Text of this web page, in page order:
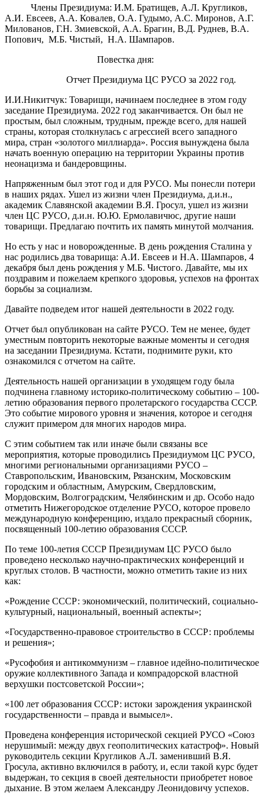
Члены Президиума: И.М. Братищев, А.Л. Кругликов,
А.И. Евсеев, А.А. Ковалев, О.А. Гудымо, А.С. Миронов, А.Г.
Милованов, Г.Н. Змиевской, А.А. Брагин, В.Д. Руднев, В.А.
Попович, М.Б. Чистый, Н.А. Шампаров.
Повестка дня:
Отчет Президиума ЦС РУСО за 2022 год.
И.И.Никитчук: Товарищи, начинаем последнее в этом году
заседание Президиума. 2022 год заканчивается. Он был не
простым, был сложным, трудным, прежде всего, для нашей
страны, которая столкнулась с агрессией всего западного
мира, стран «золотого миллиарда». Россия вынуждена была
начать военную операцию на территории Украины против
неонацизма и бандеровщины.
Напряженным был этот год и для РУСО. Мы понесли потери
в наших рядах. Ушел из жизни член Президиума, д.и.н.,
академик Славянской академии В.Я. Гросул, ушел из жизни
член ЦС РУСО, д.и.н. Ю.Ю. Ермолавичюс, другие наши
товарищи. Предлагаю почтить их память минутой молчания.
Но есть у нас и новорожденные. В день рождения Сталина у
нас родились два товарища: А.И. Евсеев и Н.А. Шампаров, 4
декабря был день рождения у М.Б. Чистого. Давайте, мы их
поздравим и пожелаем крепкого здоровья, успехов на фронтах
борьбы за социализм.
Давайте подведем итог нашей деятельности в 2022 году.
Отчет был опубликован на сайте РУСО. Тем не менее, будет
уместным повторить некоторые важные моменты и сегодня
на заседании Президиума. Кстати, поднимите руки, кто
ознакомился с отчетом на сайте.
Деятельность нашей организации в уходящем году была
подчинена главному историко-политическому событию – 100-
летию образования первого пролетарского государства СССР.
Это событие мирового уровня и значения, которое и сегодня
служит примером для многих народов мира.
С этим событием так или иначе были связаны все
мероприятия, которые проводились Президиумом ЦС РУСО,
многими региональными организациями РУСО –
Ставропольским, Ивановским, Рязанским, Московским
городским и областным, Амурским, Свердловским,
Мордовским, Волгоградским, Челябинским и др. Особо надо
отметить Нижегородское отделение РУСО, которое провело
международную конференцию, издало прекрасный сборник,
посвященный 100-летию образования СССР.
По теме 100-летия СССР Президиумам ЦС РУСО было
проведено несколько научно-практических конференций и
круглых столов. В частности, можно отметить такие из них
как:
«Рождение СССР: экономический, политический, социально-
культурный, национальный, военный аспекты»;
«Государственно-правовое строительство в СССР: проблемы
и решения»;
«Русофобия и антикоммунизм – главное идейно-политическое
оружие коллективного Запада и компрадорской властной
верхушки постсоветской России»;
«100 лет образования СССР: истоки зарождения украинской
государственности – правда и вымысел».
Проведена конференция исторической секцией РУСО «Союз
нерушимый: между двух геополитических катастроф». Новый
руководитель секции Кругликов А.Л. заменивший В.Я.
Гросула, активно включился в работу, и, если такой курс будет
выдержан, то секция в своей деятельности приобретет новое
дыхание. В этом желаем Александру Леонидовичу успехов.